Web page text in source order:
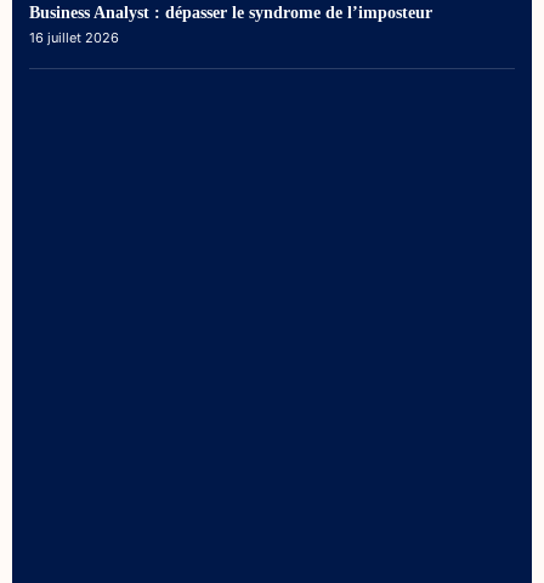
Business Analyst : dépasser le syndrome de l’imposteur
16 juillet 2026